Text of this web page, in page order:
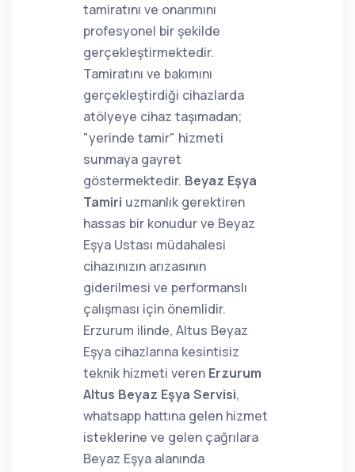
tamiratını ve onarımını
profesyonel bir şekilde
gerçekleştirmektedir.
Tamiratını ve bakımını
gerçekleştirdiği cihazlarda
atölyeye cihaz taşımadan;
"yerinde tamir" hizmeti
sunmaya gayret
göstermektedir. Beyaz Eşya
Tamiri uzmanlık gerektiren
hassas bir konudur ve Beyaz
Eşya Ustası müdahalesi
cihazınızın arızasının
giderilmesi ve performanslı
çalışması için önemlidir.
Erzurum ilinde, Altus Beyaz
Eşya cihazlarına kesintisiz
teknik hizmeti veren Erzurum
Altus Beyaz Eşya Servisi,
whatsapp hattına gelen hizmet
isteklerine ve gelen çağrılara
Beyaz Eşya alanında